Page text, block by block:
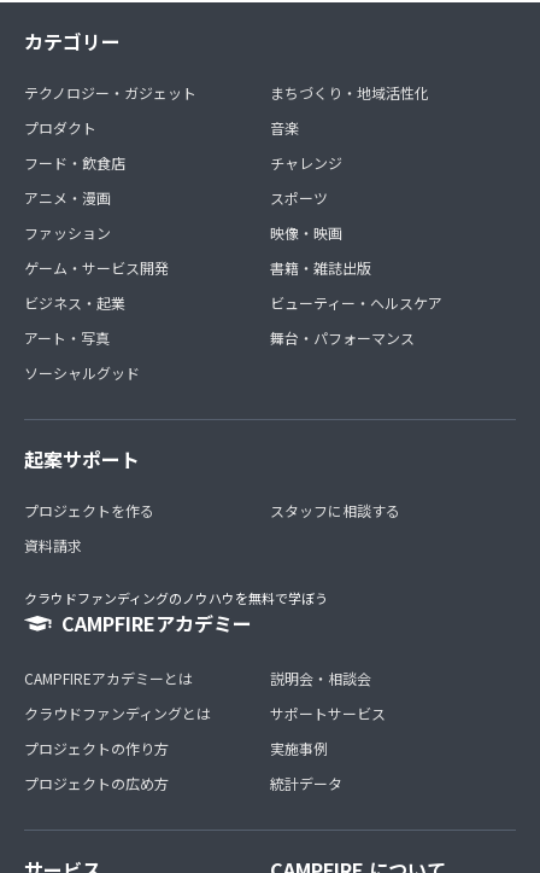
カテゴリー
テクノロジー・ガジェット
プロダクト
フード・飲食店
アニメ・漫画
ファッション
ゲーム・サービス開発
ビジネス・起業
アート・写真
ソーシャルグッド
まちづくり・地域活性化
音楽
チャレンジ
スポーツ
映像・映画
書籍・雑誌出版
ビューティー・ヘルスケア
舞台・パフォーマンス
起案サポート
プロジェクトを作る
資料請求
スタッフに相談する
クラウドファンディングのノウハウを無料で学ぼう
CAMPFIREアカデミー
CAMPFIREアカデミーとは
クラウドファンディングとは
プロジェクトの作り方
プロジェクトの広め方
説明会・相談会
サポートサービス
実施事例
統計データ